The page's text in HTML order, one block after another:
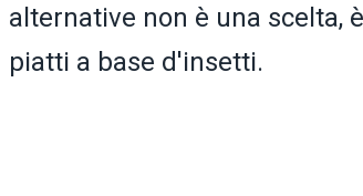
alternative non è una scelta,
piatti a base d'insetti.